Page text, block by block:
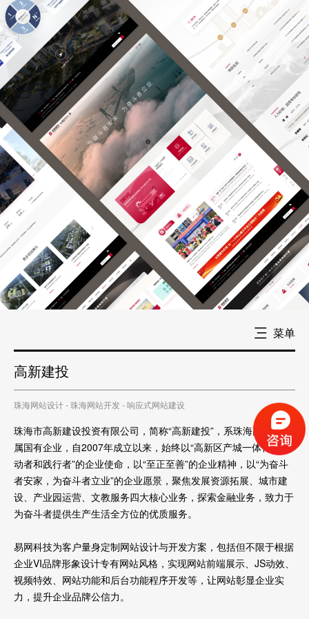
菜单
高新建投
珠海网站设计 - 珠海网站开发 - 响应式网站建设
珠海市高新建设投资有限公司，简称“高新建投”，系珠海高新区区
属国有企业，自2007年成立以来，始终以“高新区产城一体化的推
动者和践行者”的企业使命，以“至正至善”的企业精神，以“为奋斗
者安家，为奋斗者立业”的企业愿景，聚焦发展资源拓展、城市建
设、产业园运营、文教服务四大核心业务，探索金融业务，致力于
为奋斗者提供生产生活全方位的优质服务。
易网科技为客户量身定制网站设计与开发方案，包括但不限于根据
企业VI品牌形象设计专有网站风格，实现网站前端展示、JS动效、
视频特效、网站功能和后台功能程序开发等，让网站彰显企业实
力，提升企业品牌公信力。